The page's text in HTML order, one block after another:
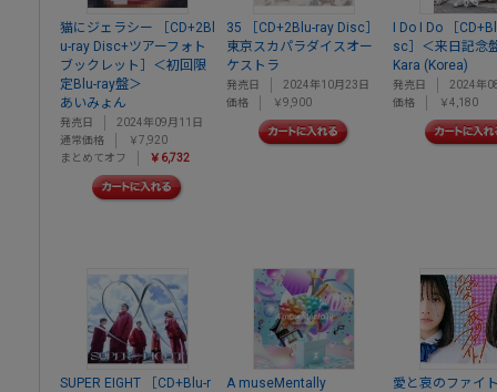
猫にジェラシー ［CD+2Bl
u-ray Disc+ツアーフォト
ブックレット］＜初回限
定Blu-ray盤＞
あいみょん
発売日
2024年09月11日
通常価格
￥7,920
まとめてオフ
￥6,732
35 ［CD+2Blu-ray Disc］
東京スカパラダイスオー
ケストラ
発売日
2024年10月23日
価格
￥9,900
I Do I Do ［
sc］＜来日記念
Kara (Korea)
発売日
2024年
価格
￥4,180
SUPER EIGHT ［CD+Blu-r
A museMentally
愛と哀のファイ